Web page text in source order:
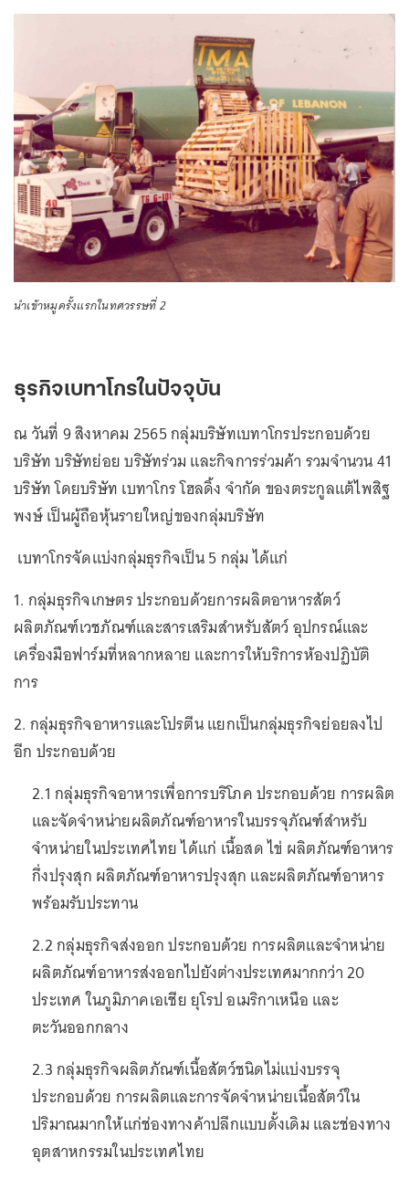
นำเข้าหมูครั้งแรกในทศวรรษที่ 2
ธุรกิจเบทาโกรในปัจจุบัน
ณ วันที่ 9 สิงหาคม 2565 กลุ่มบริษัทเบทาโกรประกอบด้วย
บริษัท บริษัทย่อย บริษัทร่วม และกิจการร่วมค้า รวมจำนวน 41
บริษัท โดยบริษัท เบทาโกร โฮลดิ้ง จำกัด ของตระกูลแต้ไพสิฐ
พงษ์ เป็นผู้ถือหุ้นรายใหญ่ของกลุ่มบริษัท
เบทาโกรจัดแบ่งกลุ่มธุรกิจเป็น 5 กลุ่ม ได้แก่
1. กลุ่มธุรกิจเกษตร ประกอบด้วยการผลิตอาหารสัตว์
ผลิตภัณฑ์เวชภัณฑ์และสารเสริมสำหรับสัตว์ อุปกรณ์และ
เครื่องมือฟาร์มที่หลากหลาย และการให้บริการห้องปฏิบัติ
การ
2. กลุ่มธุรกิจอาหารและโปรตีน แยกเป็นกลุ่มธุรกิจย่อยลงไป
อีก ประกอบด้วย
2.1 กลุ่มธุรกิจอาหารเพื่อการบริโภค ประกอบด้วย การผลิต
และจัดจำหน่ายผลิตภัณฑ์อาหารในบรรจุภัณฑ์สำหรับ
จำหน่ายในประเทศไทย ได้แก่ เนื้อสด ไข่ ผลิตภัณฑ์อาหาร
กึ่งปรุงสุก ผลิตภัณฑ์อาหารปรุงสุก และผลิตภัณฑ์อาหาร
พร้อมรับประทาน
2.2 กลุ่มธุรกิจส่งออก ประกอบด้วย การผลิตและจำหน่าย
ผลิตภัณฑ์อาหารส่งออกไปยังต่างประเทศมากกว่า 20
ประเทศ ในภูมิภาคเอเชีย ยุโรป อเมริกาเหนือ และ
ตะวันออกกลาง
2.3 กลุ่มธุรกิจผลิตภัณฑ์เนื้อสัตว์ชนิดไม่แบ่งบรรจุ
ประกอบด้วย การผลิตและการจัดจำหน่ายเนื้อสัตว์ใน
ปริมาณมากให้แก่ช่องทางค้าปลีกแบบดั้งเดิม และช่องทาง
อุตสาหกรรมในประเทศไทย